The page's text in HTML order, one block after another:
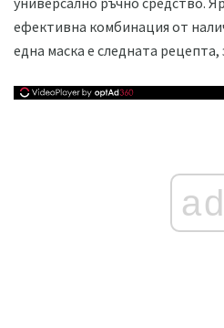
ефективна комбинация от
една маска е следната
ad